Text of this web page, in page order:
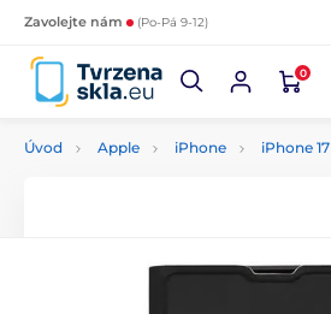
Zavolejte nám (Po-Pá 9-12)
0
Úvod Apple iPhone iPhone 17